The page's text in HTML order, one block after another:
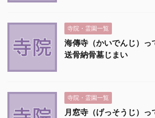
寺院・霊園一覧
海傳寺（かいでんじ）っ
送骨納骨墓じまい
寺院・霊園一覧
月窓寺（げっそうじ）っ